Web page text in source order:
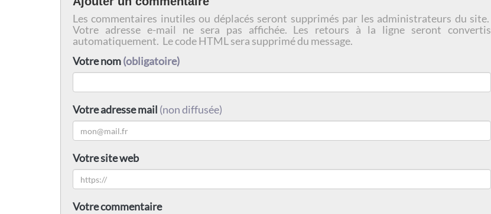
Les commentaires inutiles ou déplacés seront supprimés par les administrateurs du site.
Votre adresse e-mail ne sera pas affichée. Les retours à la ligne seront convertis
automatiquement. Le code HTML sera supprimé du message.
Votre nom(obligatoire)
Votre adresse mail (non diffusée)
Votre site web
Votre commentaire